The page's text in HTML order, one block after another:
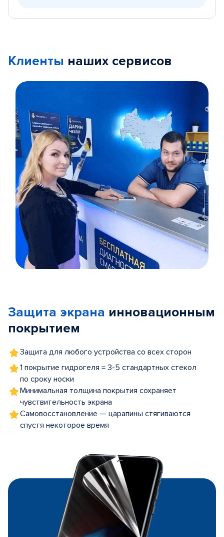
Клиенты наших сервисов
5
Защита экрана инновационным
покрытием
Защита для любого устройства со всех сторон
1 покрытие гидрогеля = 3-5 стандартных стекол
по сроку носки
Минимальная толщина покрытия сохраняет
чувствительность экрана
Самовосстановление — царапины стягиваются
спустя некоторое время